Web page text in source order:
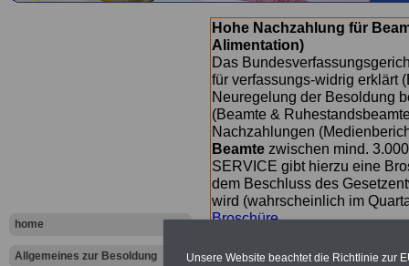
home
Allgemeines zur Besoldung
Hohe Nachzahlung für
Alimentation)
Das
für verfassungs-widrig erklärt
Neuregelung der Besoldung
(Beamte &
Nachzahlungen
Beamte zwischen mind.
SERVICE gibt hierzu eine
dem Beschluss des
wird (wahrscheinlich im
Broschüre.
Unsere Website beachtet die Richtlinie zur